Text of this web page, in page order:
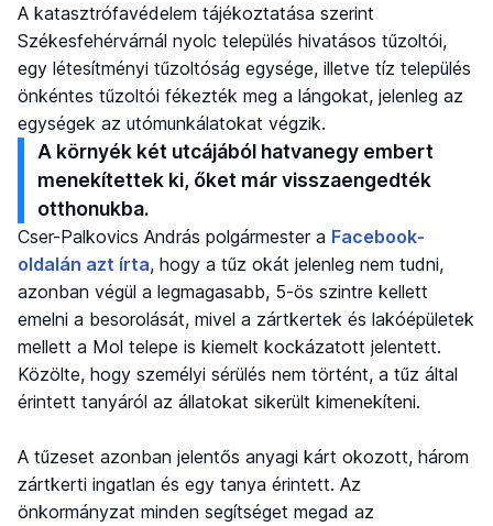
A katasztrófavédelem tájékoztatása szerint
Székesfehérvárnál nyolc település hivatásos tűzoltói,
egy létesítményi tűzoltóság egysége, illetve tíz település
önkéntes tűzoltói fékezték meg a lángokat, jelenleg az
egységek az utómunkálatokat végzik.
A környék két utcájából hatvanegy embert
menekítettek ki, őket már visszaengedték
otthonukba.
Cser-Palkovics András polgármester a Facebook-
oldalán azt írta, hogy a tűz okát jelenleg nem tudni,
azonban végül a legmagasabb, 5-ös szintre kellett
emelni a besorolását, mivel a zártkertek és lakóépületek
mellett a Mol telepe is kiemelt kockázatott jelentett.
Közölte, hogy személyi sérülés nem történt, a tűz által
érintett tanyáról az állatokat sikerült kimenekíteni.
A tűzeset azonban jelentős anyagi kárt okozott, három
zártkerti ingatlan és egy tanya érintett. Az
önkormányzat minden segítséget megad az